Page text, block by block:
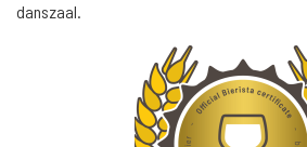
danszaal.